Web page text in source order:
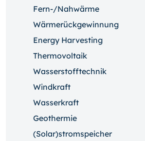
Fern-/Nahwärme
Wärmerückgewinnung
Energy Harvesting
Thermovoltaik
Wasserstofftechnik
Windkraft
Wasserkraft
Geothermie
(Solar)stromspeicher